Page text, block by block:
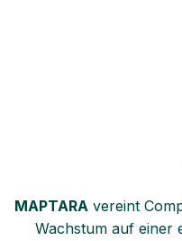
MAPTARAvereint
Wachstum auf einer